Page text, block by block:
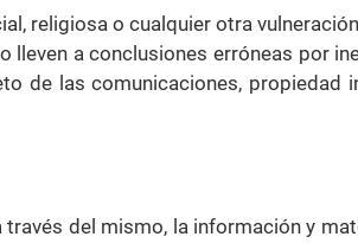
religiosa o cualquier otra
lleven a conclusiones erróneas por
de las comunicaciones, propiedad
del mismo, la información y